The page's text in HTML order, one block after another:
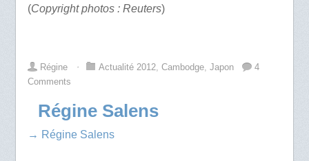
(Copyright photos : Reuters)
Régine ⋅ Actualité 2012, Cambodge, Japon
4
Comments
Régine Salens
→ Régine Salens